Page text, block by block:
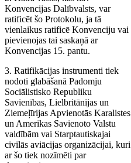
Konvencijas Dalībvalsts, var
ratificēt šo Protokolu, ja tā
vienlaikus ratificē Konvenciju vai
pievienojas tai saskaņā ar
Konvencijas 15. pantu.
3. Ratifikācijas instrumenti tiek
nodoti glabāšanā Padomju
Sociālistisko Republiku
Savienības, Lielbritānijas un
Ziemeļīrijas Apvienotās Karalistes
un Amerikas Savienoto Valstu
valdībām vai Starptautiskajai
civilās aviācijas organizācijai, kuri
ar šo tiek nozīmēti par